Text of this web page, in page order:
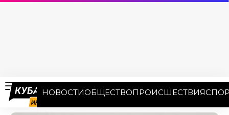
НОВОСТИОБЩЕСТВОПРОИСШЕСТВИЯ